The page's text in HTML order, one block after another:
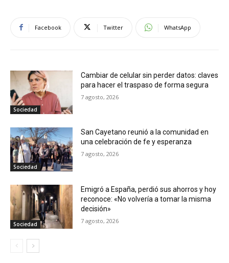
Facebook Twitter WhatsApp
Sociedad
Cambiar de celular sin perder datos: claves
para hacer el traspaso de forma segura
7 agosto, 2026
Sociedad
San Cayetano reunió a la comunidad en
una celebración de fe y esperanza
7 agosto, 2026
Sociedad
Emigró a España, perdió sus ahorros y hoy
reconoce: «No volvería a tomar la misma
decisión»
7 agosto, 2026